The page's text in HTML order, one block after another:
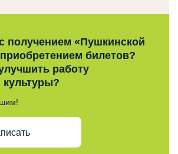
получением «Пушкинской
билетов?
работу